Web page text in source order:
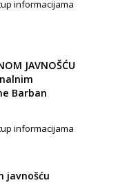
informacijama
JAVNOŠĆU
Barban
informacijama
javnošću